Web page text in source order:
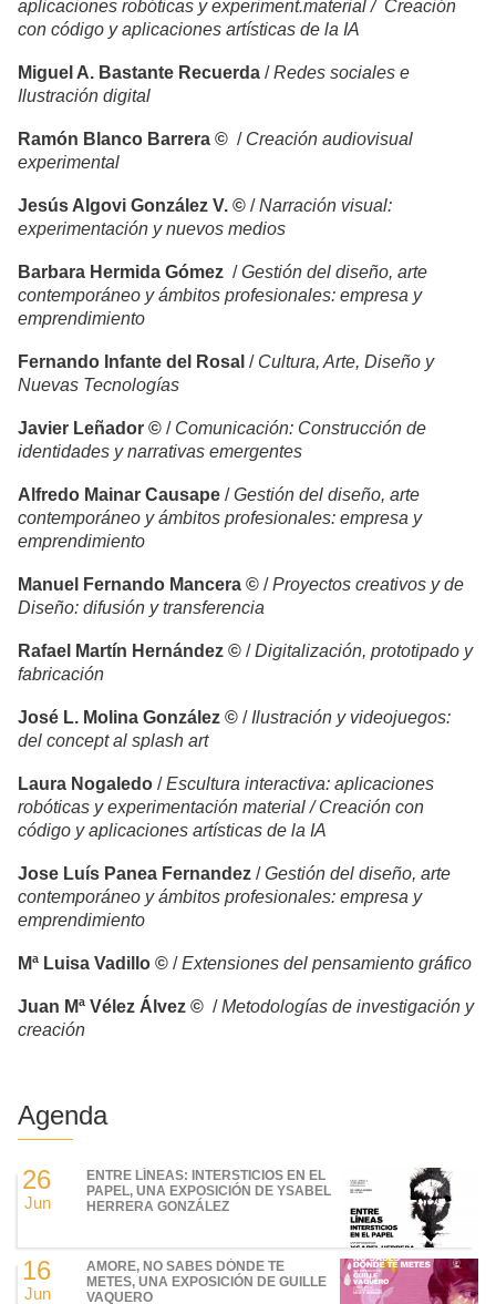
aplicaciones robóticas y experiment.material / Creación
con código y aplicaciones artísticas de la IA
Miguel A. Bastante Recuerda /Redes sociales e
Ilustración digital
Ramón Blanco Barrera © / Creación audiovisual
experimental
Jesús Algovi González V. © /Narración visual:
experimentación y nuevos medios
Barbara Hermida Gómez /Gestión del diseño, arte
contemporáneo y ámbitos profesionales: empresa y
emprendimiento
Fernando Infante del Rosal / Cultura, Arte, Diseño y
Nuevas Tecnologías
Javier Leñador © / Comunicación: Construcción de
identidades y narrativas emergentes
Alfredo Mainar Causape /Gestión del diseño, arte
contemporáneo y ámbitos profesionales: empresa y
emprendimiento
Manuel Fernando Mancera © /Proyectos creativos y de
Diseño: difusión y transferencia
Rafael Martín Hernández © /Digitalización, prototipado y
fabricación
José L. Molina González © / Ilustración y videojuegos:
del concept al splash art
Laura Nogaledo /Escultura interactiva: aplicaciones
robóticas y experimentación material / Creación con
código y aplicaciones artísticas de la IA
Jose Luís Panea Fernandez /Gestión del diseño, arte
contemporáneo y ámbitos profesionales: empresa y
emprendimiento
Mª Luisa Vadillo © /Extensiones del pensamiento gráfico
Juan Mª Vélez Álvez © /Metodologías de investigación y
creación
Agenda
26
Jun
ENTRE LÍNEAS: INTERSTICIOS EN EL
PAPEL, UNA EXPOSICIÓN DE YSABEL
HERRERA GONZÁLEZ
16
Jun
AMORE, NO SABES DÓNDE TE
METES, UNA EXPOSICIÓN DE GUILLE
VAQUERO